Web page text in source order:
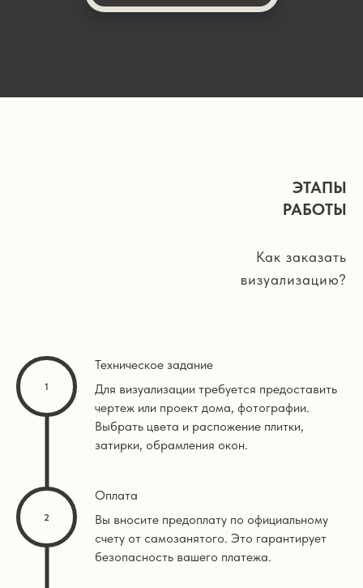
ЭТАПЫ
РАБОТЫ
Как заказать
визуализацию?
Техническое задание
Для визуализации требуется предоставить
чертеж или проект дома, фотографии.
Выбрать цвета и распожение плитки,
затирки, обрамления окон.
Оплата
Вы вносите предоплату по официальному
счету от самозанятого. Это гарантирует
безопасность вашего платежа.